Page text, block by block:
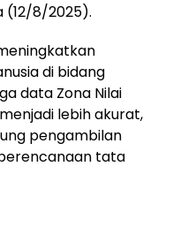
(12/8/2025).
di bidang
data Zona Nilai
lebih akurat,
pengambilan
tata